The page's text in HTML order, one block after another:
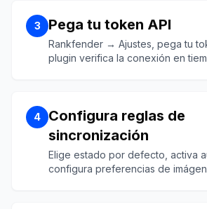
3 Pega tu token API
Rankfender → Ajustes, pega tu
plugin verifica la conexión en
4
Configura reglas de
sincronización
Elige estado por defecto, activa
configura preferencias de